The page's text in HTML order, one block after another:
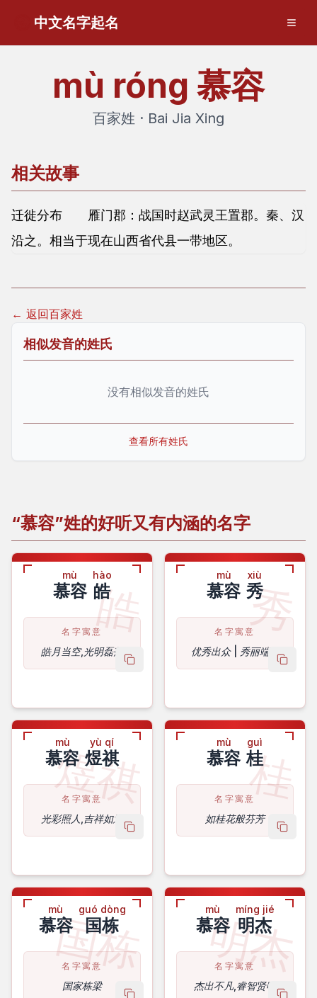
中文名字起名
mù róng 慕容
百家姓 · Bai Jia Xing
相关故事
迁徙分布 雁门郡：战国时赵武灵王置郡。秦、汉
沿之。相当于现在山西省代县一带地区。
← 返回百家姓
相似发音的姓氏
没有相似发音的姓氏
查看所有姓氏
“慕容”姓的好听又有内涵的名字
皓
mù
慕容
hào
皓
名字寓意
皓月当空,光明磊落
copy name
秀
mù
慕容
xiù
秀
名字寓意
优秀出众 | 秀丽端庄
copy
煜祺
mù
慕容
yù qí
煜祺
名字寓意
光彩照人,吉祥如意
copy name
桂
mù
慕容
guì
桂
名字寓意
如桂花般芬芳
copy
国栋
mù
慕容
guó dòng
国栋
名字寓意
国家栋梁
明杰
mù
慕容
míng jié
明杰
名字寓意
杰出不凡,睿智贤明